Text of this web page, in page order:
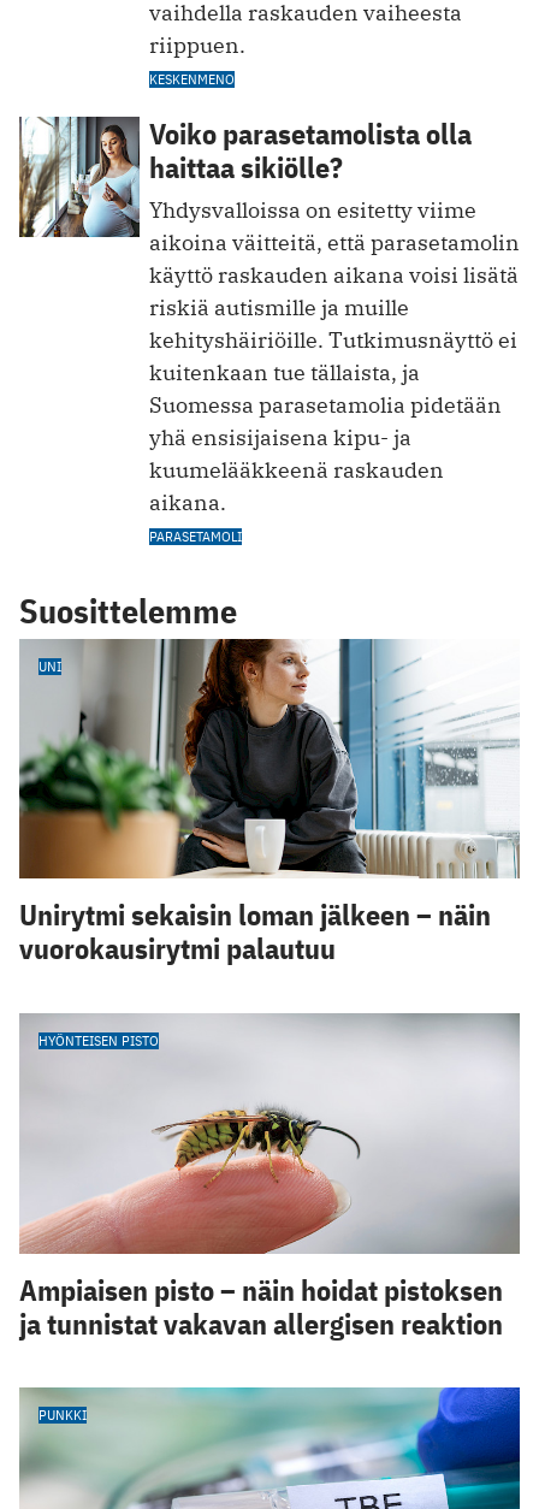
vaihdella raskauden vaiheesta
riippuen.
KESKENMENO
Voiko parasetamolista olla
haittaa sikiölle?
Yhdysvalloissa on esitetty viime
aikoina väitteitä, että parasetamolin
käyttö raskauden aikana voisi lisätä
riskiä autismille ja muille
kehityshäiriöille. Tutkimusnäyttö ei
kuitenkaan tue tällaista, ja
Suomessa parasetamolia pidetään
yhä ensisijaisena kipu- ja
kuumelääkkeenä raskauden
aikana.
PARASETAMOLI
Suosittelemme
UNI
Unirytmi sekaisin loman jälkeen – näin
vuorokausirytmi palautuu
HYÖNTEISEN PISTO
Ampiaisen pisto – näin hoidat pistoksen
ja tunnistat vakavan allergisen reaktion
PUNKKI